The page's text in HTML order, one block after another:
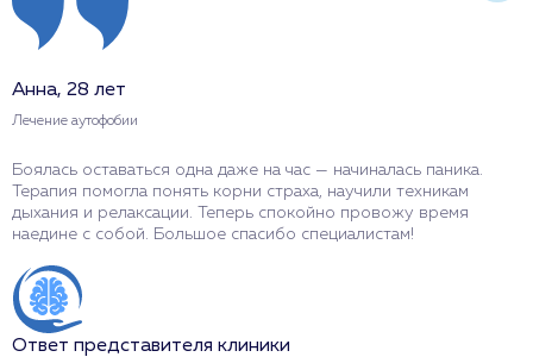
Анна, 28 лет
Лечение аутофобии
Боялась оставаться одна даже на час — начиналась паника.
Терапия помогла понять корни страха, научили техникам
дыхания и релаксации. Теперь спокойно провожу время
наедине с собой. Большое спасибо специалистам!
Ответ представителя клиники